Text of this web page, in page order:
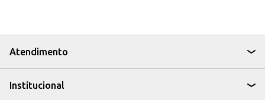
Atendimento
Institucional